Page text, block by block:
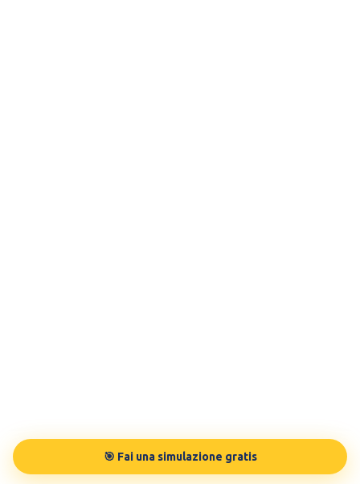
🎯 Fai una simulazione gratis